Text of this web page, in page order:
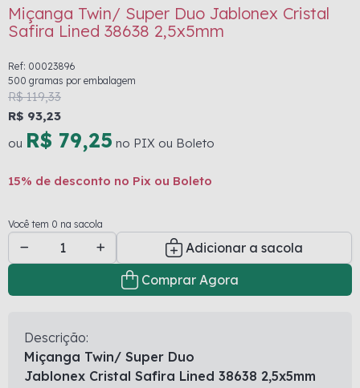
Miçanga Twin/ Super Duo Jablonex Cristal
Safira Lined 38638 2,5x5mm
Ref: 00023896
500 gramas por embalagem
R$ 119,33
R$ 93,23
ou R$ 79,25 no PIX ou Boleto
15% de desconto no Pix ou Boleto
Você tem 0 na sacola
Adicionar a sacola
Comprar Agora
Descrição:
Miçanga Twin/ Super Duo
Jablonex Cristal Safira Lined 38638 2,5x5mm